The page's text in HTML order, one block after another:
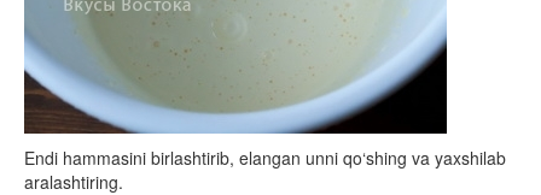
Endi hammasini birlashtirib, elangan unni qo‘shing va yaxshilab
aralashtiring.